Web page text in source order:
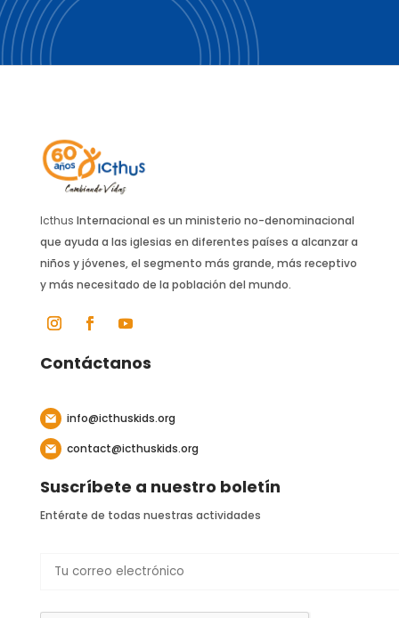
Icthus Internacional es un ministerio no-denominacional
que ayuda a las iglesias en diferentes países a alcanzar a
niños y jóvenes, el segmento más grande, más receptivo
y más necesitado de la población del mundo.
Contáctanos
info@icthuskids.org
contact@icthuskids.org
Suscríbete a nuestro boletín
Entérate de todas nuestras actividades